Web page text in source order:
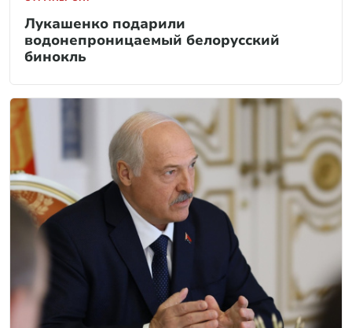
Лукашенко подарили
водонепроницаемый белорусский
бинокль